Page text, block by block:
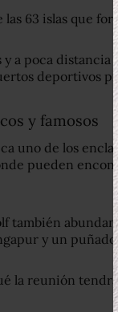
las 63 islas que
a poca distancia
deportivos
y famosos
uno de los
pueden
también
y un
la reunión